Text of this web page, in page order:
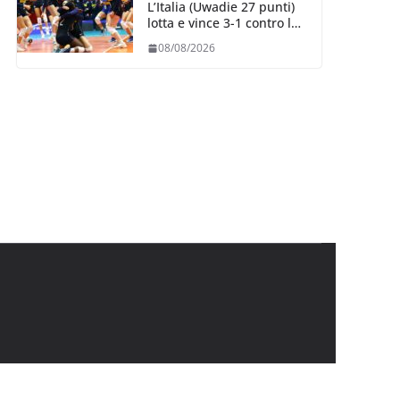
L’Italia (Uwadie 27 punti)
lotta e vince 3-1 contro la
08/08/2026